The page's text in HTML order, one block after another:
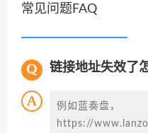
常见问题FAQ
链接地址失效了
例如蓝奏盘，
https://